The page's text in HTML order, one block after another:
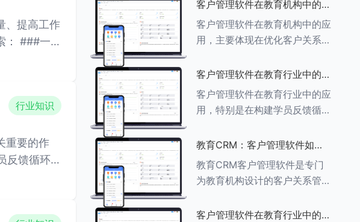
、提高工作
、
行业知识
重要的作
客户管理软件在教育机构中的应
用探索
客户管理软件在教育机构中的应
用，主要体现在优化客户关系管
作效率及促进业务增长等多个方
面。以下是对客户管理软件在教
育机构中应用的具体探索：
###一、
客户管理软件在教育行业中的学
员反馈循环机制
客户管理软件在教育行业中的应
用，特别是在构建学员反馈循环
用。以下是对客户管理软件在教
育行业中学员反馈循环机制的详
细分析： ###一、学员反馈循
环机制
教育CRM：客户管理软件如何
助力教育机构实现可持续发展
教育CRM客户管理软件是专门
为教育机构设计的客户关系管理
家长、教师及其他相关方的互
客户管理软件在教育行业中的多